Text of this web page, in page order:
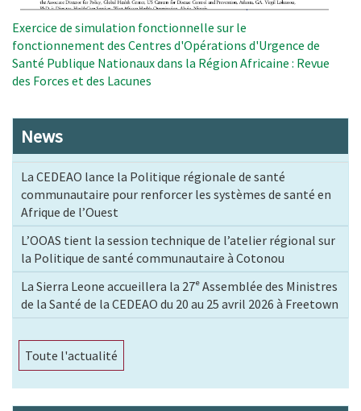
Exercice de simulation fonctionnelle sur le
fonctionnement des Centres d'Opérations d'Urgence de
Santé Publique Nationaux dans la Région Africaine : Revue
des Forces et des Lacunes
News
La CEDEAO lance la Politique régionale de santé
communautaire pour renforcer les systèmes de santé en
Afrique de l’Ouest
L’OOAS tient la session technique de l’atelier régional sur
la Politique de santé communautaire à Cotonou
La Sierra Leone accueillera la 27ᵉ Assemblée des Ministres
de la Santé de la CEDEAO du 20 au 25 avril 2026 à Freetown
Toute l'actualité